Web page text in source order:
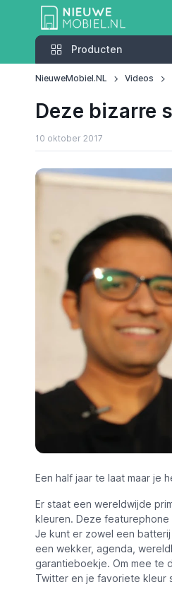
Producten
Producten
NieuweMobiel.NL Videos
Deze bizarre
10 oktober 2017
Een half jaar te laat maar je
Er staat een wereldwijde
kleuren. Deze
Je kunt er zowel een
een wekker, agenda,
garantieboekje. Om mee te
Twitter en je favoriete kleur